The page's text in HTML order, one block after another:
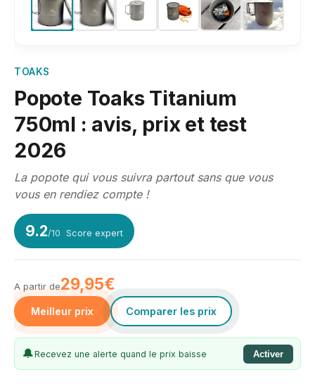
TOAKS
Popote Toaks Titanium
750ml : avis, prix et test
2026
La popote qui vous suivra partout sans que vous
vous en rendiez compte !
9.2/10 Score expert
A partir de29,95€
Meilleur prix Comparer les prix
🔔Recevez une alerte quand le prix baisse Activer